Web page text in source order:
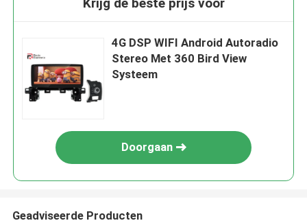
Krijg de beste prijs voor
4G DSP WIFI Android Autoradio
Stereo Met 360 Bird View
Systeem
Doorgaan
Geadviseerde Producten